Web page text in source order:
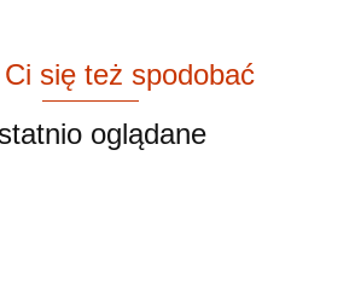
się też spodobać
oglądane